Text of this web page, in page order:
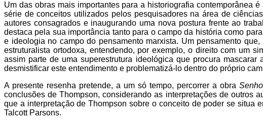
Um das obras mais importantes para a historiografia contemporânea
série de conceitos utilizados pelos pesquisadores na área de
autores consagrados e inaugurando uma nova postura frente ao
destaca pela sua importância tanto para o campo da história como
e ideologia no campo do pensamento marxista. Um pensamento
estruturalista ortodoxa, entendendo, por exemplo, o direito com um
assim parte de uma superestrutura ideológica que procura
desmistificar este entendimento e problematizá-lo dentro do próprio
A presente resenha pretende, a um só tempo, percorrer a obra
conclusões de Thompson, considerando as interpretações de outros
que a interpretação de Thompson sobre o conceito de poder se situa
Talcott Parsons.